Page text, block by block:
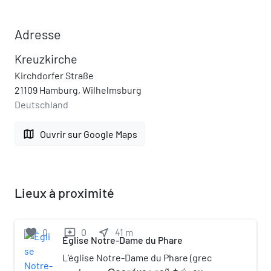
Adresse
Kreuzkirche
Kirchdorfer Straße
21109 Hamburg, Wilhelmsburg
Deutschland
map Ouvrir sur Google Maps
Lieux à proximité
favorite 0 reviews 0 near_me 41 m
Église Notre-Dame du Phare
L’église Notre-Dame du Phare (grec